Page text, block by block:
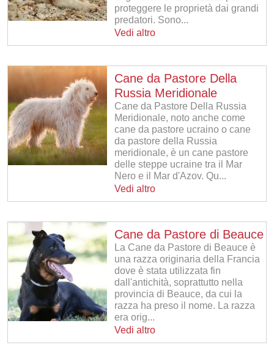
proteggere le proprietà dai grandi
predatori. Sono...
Vedi altro
Cane da Pastore Della
Russia Meridionale
Cane da Pastore Della Russia
Meridionale, noto anche come
cane da pastore ucraino o cane
da pastore della Russia
meridionale, è un cane pastore
delle steppe ucraine tra il Mar
Nero e il Mar d'Azov. Qu...
Vedi altro
Cane da Pastore di Beauce
La Cane da Pastore di Beauce è
una razza originaria della Francia
dove è stata utilizzata fin
dall'antichità, soprattutto nella
provincia di Beauce, da cui la
razza ha preso il nome. La razza
era orig...
Vedi altro